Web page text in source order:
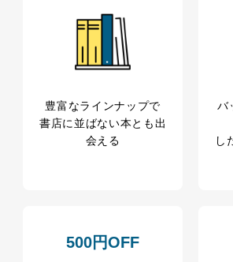
豊富なラインナップで
書店に並ばない本とも出
会える
バ
し
500円OFF